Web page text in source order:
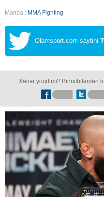
Manba : MMA Fighting
Olamsport.com saytini
Xabar yoqdimi? Birinchilardan